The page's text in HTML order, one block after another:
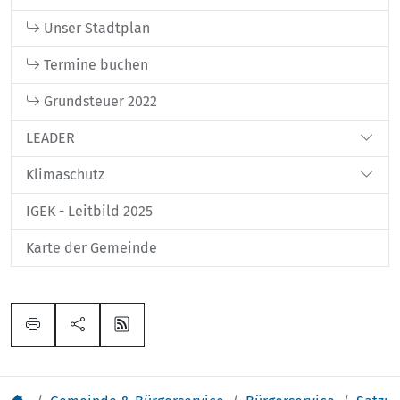
Unser Stadtplan
Termine buchen
Grundsteuer 2022
LEADER
Klimaschutz
IGEK - Leitbild 2025
Karte der Gemeinde